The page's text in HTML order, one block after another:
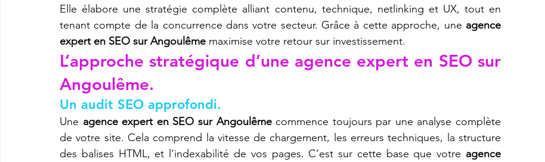
Elle élabore une stratégie complète alliant contenu, technique, netlinking et UX, tout en
tenant compte de la concurrence dans votre secteur. Grâce à cette approche, une agence
expert en SEO sur Angoulême maximise votre retour sur investissement.
L’approche stratégique d’une agence expert en SEO sur
Angoulême.
Un audit SEO approfondi.
Une agence expert en SEO sur Angoulême commence toujours par une analyse complète
de votre site. Cela comprend la vitesse de chargement, les erreurs techniques, la structure
des balises HTML, et l’indexabilité de vos pages. C’est sur cette base que votre agence